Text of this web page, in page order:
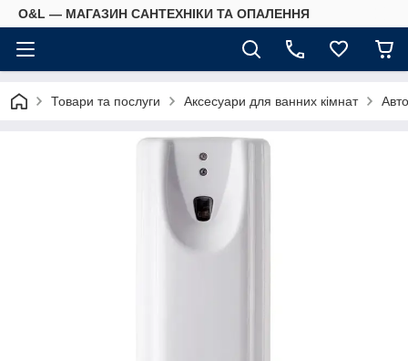
O&L — МАГАЗИН САНТЕХНІКИ ТА ОПАЛЕННЯ
Товари та послуги Аксесуари для ванних кімнат